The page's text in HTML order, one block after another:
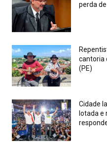
perda
cantoria
(PE)
Cidade
lotada e